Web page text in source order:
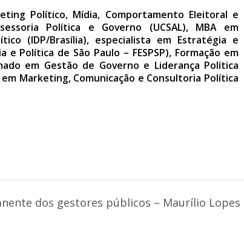
Político, Mídia, Comportamento Eleitoral e
Política e Governo (UCSAL), MBA em
(IDP/Brasília), especialista em Estratégia e
Política de São Paulo – FESPSP), Formação em
em Gestão de Governo e Liderança Política
Marketing, Comunicação e Consultoria Política
dos gestores públicos – Maurílio Lopes